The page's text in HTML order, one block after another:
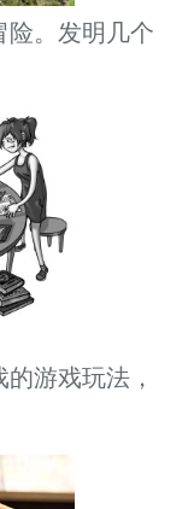
险。发明几个
游戏玩法，